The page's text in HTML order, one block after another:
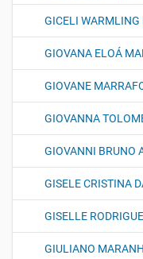
GICELI WARMLING
GIOVANA ELOÁ
GIOVANE
GIOVANNA
GIOVANNI BRUNO
GISELE CRISTINA
GISELLE
GIULIANO